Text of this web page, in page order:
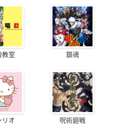
教室 銀魂
リオ 呪術廻戦